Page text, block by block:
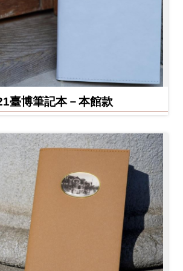
臺博筆記本－本館款